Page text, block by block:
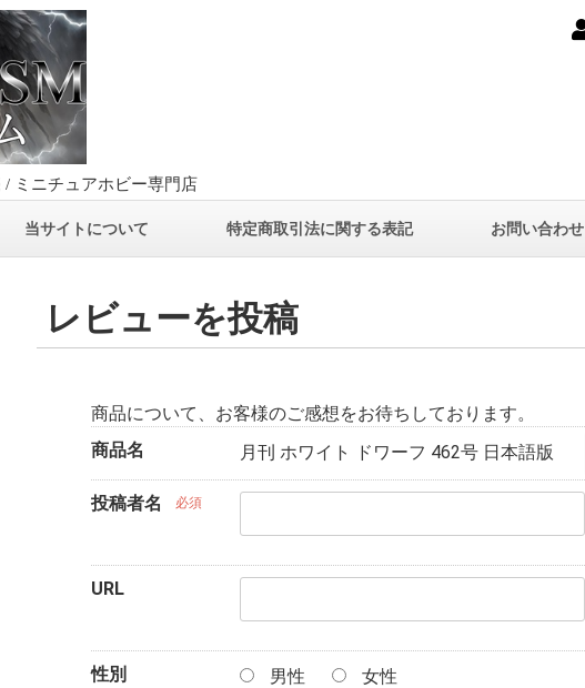
ミニチュアホビー専門店
当サイトについて 特定商取引法に関する表記 お問い合わせ
レビューを投稿
商品について、お客様のご感想をお待ちしております。
商品名
月刊 ホワイト ドワーフ 462号 日本語版
投稿者名 必須
URL
性別 男性 女性